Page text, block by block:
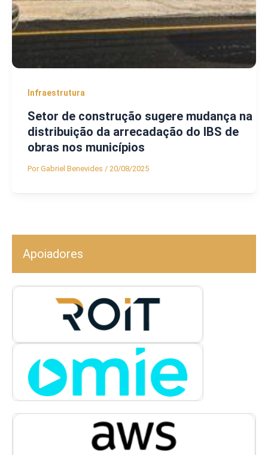
Infraestrutura
Setor de construção sugere mudança na
distribuição da arrecadação do IBS de
obras nos municípios
PorGabriel Benevides / 20/08/2025
Apoiadores